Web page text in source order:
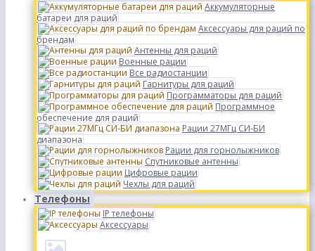
Аккумуляторные
батареи для раций
Аксессуары для раций по
брендам
Антенны для раций
Военные рации
Все радиостанции
Гарнитуры для раций
Программаторы для раций
Программное
обеспечение для раций
Рации 27МГц СИ-БИ
диапазона
Рации для горнолыжников
Спутниковые антенны
Цифровые рации
Чехлы для раций
Телефоны
IP телефоны
Аксессуары